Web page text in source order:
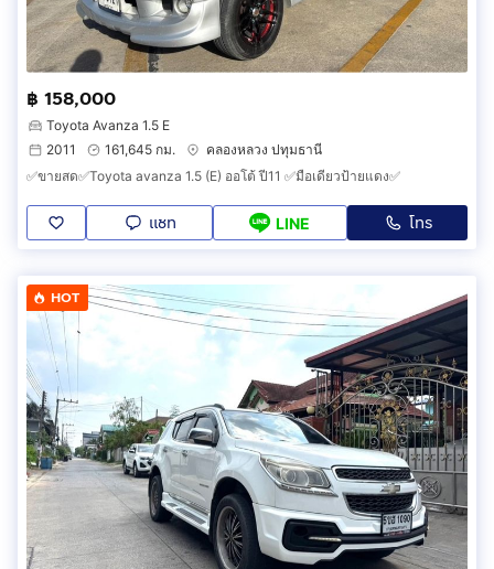
฿ 158,000
Toyota Avanza 1.5 E
2011
161,645 กม.
คลองหลวง ปทุมธานี
✅ขายสด✅Toyota avanza 1.5 (E) ออโต้ ปี11 ✅มือเดียวป้ายแดง✅
แชท LINE โทร
HOT